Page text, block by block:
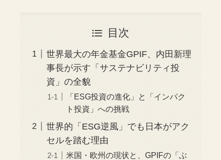
目次
世界最大の年金基金GPIF、内田新理
事長が示す「サステナビリティ投
資」の全貌
「ESG投資の進化」と「インパク
ト投資」への挑戦
世界的「ESG逆風」でも日本がアク
セルを踏む理由
米国・欧州の現状と、GPIFの「ぶ